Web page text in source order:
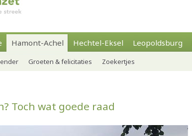
Hamont-Achel Hechtel-Eksel Leopoldsburg
Groeten & felicitaties Zoekertjes
Toch wat goede raad